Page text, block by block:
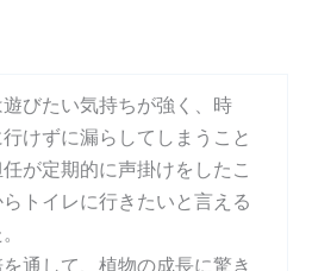
遊びたい気持ちが強く、時
けずに漏らしてしまうこと
が定期的に声掛けをしたこ
トイレに行きたいと言える
を通して、植物の成長に驚き